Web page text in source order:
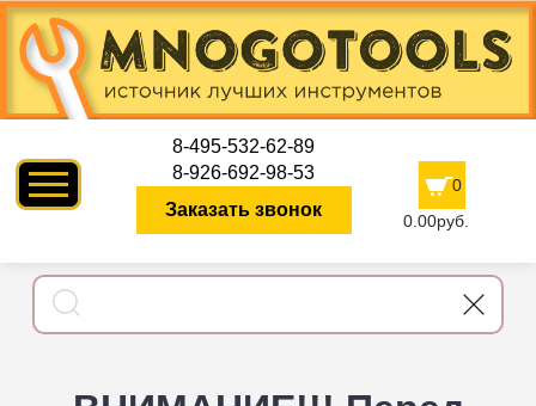
8-495-532-62-89
8-926-692-98-53
Заказать звонок
0
0.00руб.